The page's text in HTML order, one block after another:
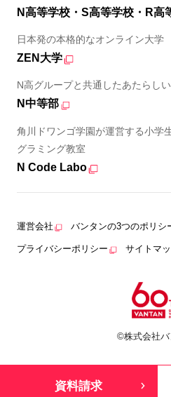
N高等学校・S高等学校・R高
日本発の本格的なオンライン大学
ZEN大学
N高グループと共通したあたらし
N中等部
角川ドワンゴ学園が運営する小学
グラミング教室
N Code Labo
運営会社 バンタンの3つのポリシ
プライバシーポリシー サイトマ
©株式会社バ
資料請求